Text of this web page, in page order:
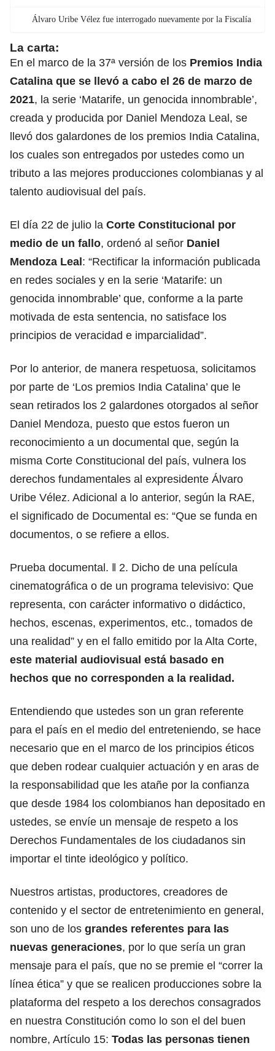
Álvaro Uribe Vélez fue interrogado nuevamente por la Fiscalía
La carta:
En el marco de la 37ª versión de los Premios India
Catalina que se llevó a cabo el 26 de marzo de
2021, la serie ‘Matarife, un genocida innombrable’,
creada y producida por Daniel Mendoza Leal, se
llevó dos galardones de los premios India Catalina,
los cuales son entregados por ustedes como un
tributo a las mejores producciones colombianas y al
talento audiovisual del país.
El día 22 de julio la Corte Constitucional por
medio de un fallo, ordenó al señor Daniel
Mendoza Leal: “Rectificar la información publicada
en redes sociales y en la serie ‘Matarife: un
genocida innombrable’ que, conforme a la parte
motivada de esta sentencia, no satisface los
principios de veracidad e imparcialidad”.
Por lo anterior, de manera respetuosa, solicitamos
por parte de ‘Los premios India Catalina’ que le
sean retirados los 2 galardones otorgados al señor
Daniel Mendoza, puesto que estos fueron un
reconocimiento a un documental que, según la
misma Corte Constitucional del país, vulnera los
derechos fundamentales al expresidente Álvaro
Uribe Vélez. Adicional a lo anterior, según la RAE,
el significado de Documental es: “Que se funda en
documentos, o se refiere a ellos.
Prueba documental. ‖ 2. Dicho de una película
cinematográfica o de un programa televisivo: Que
representa, con carácter informativo o didáctico,
hechos, escenas, experimentos, etc., tomados de
una realidad” y en el fallo emitido por la Alta Corte,
este material audiovisual está basado en
hechos que no corresponden a la realidad.
Entendiendo que ustedes son un gran referente
para el país en el medio del entreteniendo, se hace
necesario que en el marco de los principios éticos
que deben rodear cualquier actuación y en aras de
la responsabilidad que les atañe por la confianza
que desde 1984 los colombianos han depositado en
ustedes, se envíe un mensaje de respeto a los
Derechos Fundamentales de los ciudadanos sin
importar el tinte ideológico y político.
Nuestros artistas, productores, creadores de
contenido y el sector de entretenimiento en general,
son uno de los grandes referentes para las
nuevas generaciones, por lo que sería un gran
mensaje para el país, que no se premie el “correr la
línea ética” y que se realicen producciones sobre la
plataforma del respeto a los derechos consagrados
en nuestra Constitución como lo son el del buen
nombre, Artículo 15: Todas las personas tienen